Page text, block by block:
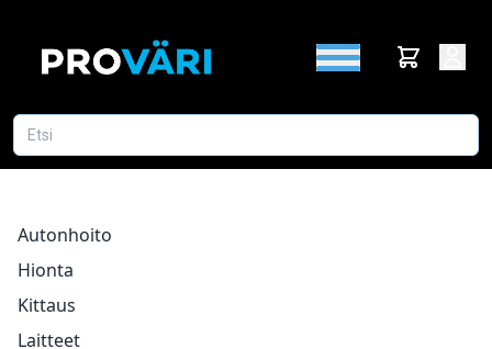
Autonhoito
Hionta
Kittaus
Laitteet